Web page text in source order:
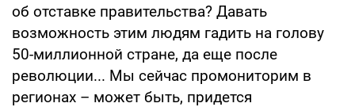
об отставке правительства? Давать
возможность этим людям гадить на голову
50-миллионной стране, да еще после
революции... Мы сейчас промониторим в
регионах – может быть, придется